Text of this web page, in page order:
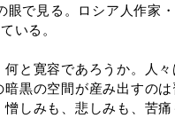
で見る。ロシア人作家
いる。
と寛容であろうか。人
黒の空間が産み出すの
しみも、悲しみも、苦